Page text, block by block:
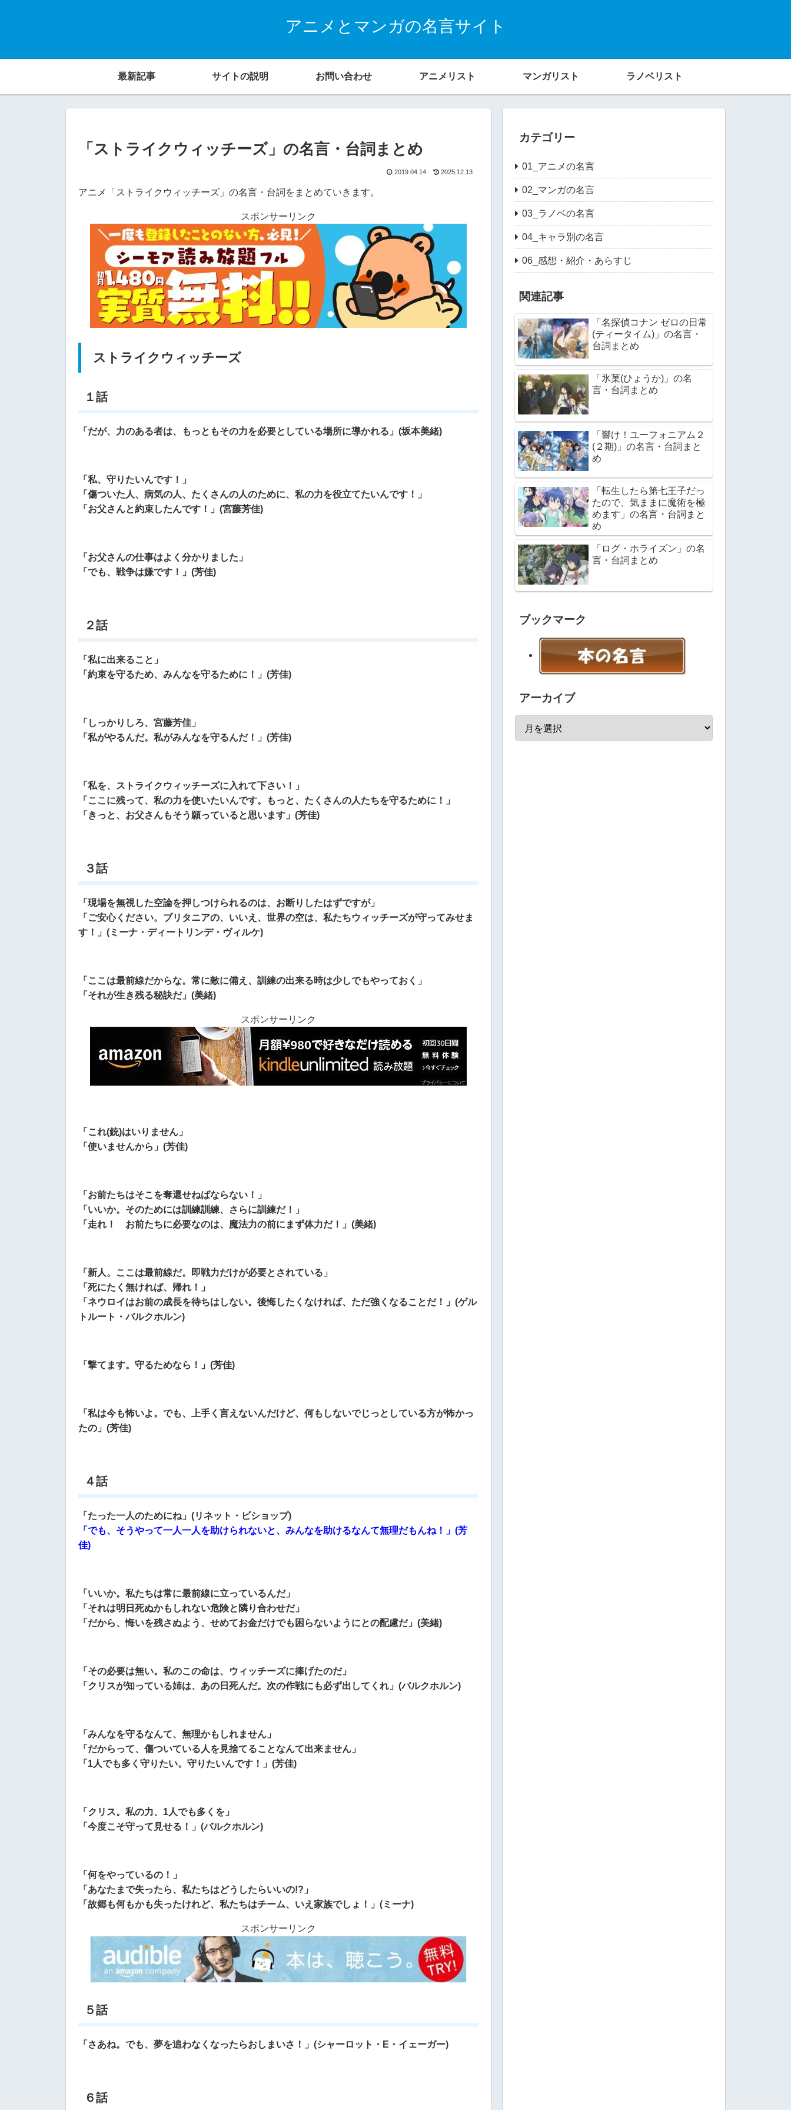
アニメとマンガの名言サイト
最新記事 サイトの説明 お問い合わせ アニメリスト マンガリスト ラノベリスト
「ストライクウィッチーズ」の名言・台詞まとめ
2019.04.14 2025.12.13
アニメ「ストライクウィッチーズ」の名言・台詞をまとめていきます。
スポンサーリンク
ストライクウィッチーズ
１話
「だが、力のある者は、もっともその力を必要としている場所に導かれる」(坂本美緒)
「私、守りたいんです！」
「傷ついた人、病気の人、たくさんの人のために、私の力を役立てたいんです！」
「お父さんと約束したんです！」(宮藤芳佳)
「お父さんの仕事はよく分かりました」
「でも、戦争は嫌です！」(芳佳)
２話
「私に出来ること」
「約束を守るため、みんなを守るために！」(芳佳)
「しっかりしろ、宮藤芳佳」
「私がやるんだ。私がみんなを守るんだ！」(芳佳)
「私を、ストライクウィッチーズに入れて下さい！」
「ここに残って、私の力を使いたいんです。もっと、たくさんの人たちを守るために！」
「きっと、お父さんもそう願っていると思います」(芳佳)
３話
「現場を無視した空論を押しつけられるのは、お断りしたはずですが」
「ご安心ください。 ブリタニアの、いいえ、世界の空は、私たちウィッチーズが守ってみせま
す！」(ミーナ・ディートリンデ・ヴィルケ)
「ここは最前線だからな。常に敵に備え、訓練の出来る時は少しでもやっておく」
「それが生き残る秘訣だ」(美緒)
スポンサーリンク
「これ(銃)はいりません」
「使いませんから」(芳佳)
「お前たちはそこを奪還せねばならない！」
「いいか。そのためには訓練訓練、さらに訓練だ！」
「走れ！ お前たちに必要なのは、魔法力の前にまず体力だ！」(美緒)
「新人。ここは最前線だ。即戦力だけが必要とされている」
「死にたく無ければ、帰れ！」
「ネウロイはお前の成長を待ちはしない。後悔したくなければ、ただ強くなることだ！」(ゲル
トルート・バルクホルン)
「撃てます。守るためなら！」(芳佳)
「私は今も怖いよ。でも、上手く言えないんだけど、何もしないでじっとしている方が怖かっ
たの」(芳佳)
４話
「たった一人のためにね」(リネット・ビショップ)
「でも、そうやって一人一人を助けられないと、みんなを助けるなんて無理だもんね！」(芳
佳)
「いいか。私たちは常に最前線に立っているんだ」
「それは明日死ぬかもしれない危険と隣り合わせだ」
「だから、悔いを残さぬよう、せめてお金だけでも困らないようにとの配慮だ」(美緒)
「その必要は無い。私のこの命は、ウィッチーズに捧げたのだ」
「クリスが知っている姉は、あの日死んだ。 次の作戦にも必ず出してくれ」(バルクホルン)
「みんなを守るなんて、無理かもしれません」
「だからって、傷ついている人を見捨てることなんて出来ません」
「1人でも多く守りたい。守りたいんです！」(芳佳)
「クリス。私の力、1人でも多くを」
「今度こそ守って見せる！」(バルクホルン)
「何をやっているの！」
「あなたまで失ったら、私たちはどうしたらいいの!?」
「故郷も何もかも失ったけれど、私たちはチーム、いえ家族でしょ！」(ミーナ)
スポンサーリンク
５話
「さあね。でも、夢を追わなくなったらおしまいさ！」(シャーロット・E・イェーガー)
６話
カテゴリー
01_アニメの名言
02_マンガの名言
03_ラノベの名言
04_キャラ別の名言
06_感想・紹介・あらすじ
関連記事
「名探偵コナン ゼロの日常
(ティータイム)」の名言・
台詞まとめ
「氷菓(ひょうか)」の名
言・台詞まとめ
「響け！ユーフォニアム２
(２期)」の名言・台詞まと
め
「転生したら第七王子だっ
たので、気ままに魔術を極
めます」の名言・台詞まと
め
「ログ・ホライズン」の名
言・台詞まとめ
ブックマーク
アーカイブ